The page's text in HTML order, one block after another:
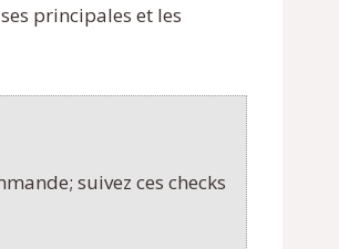
principales et les
suivez ces checks